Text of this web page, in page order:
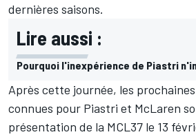
dernières saisons.
Lire aussi :
Pourquoi l'inexpérience de Piastri
Après cette journée, les
connues pour Piastri et McLaren
présentation de la MCL37 le 13